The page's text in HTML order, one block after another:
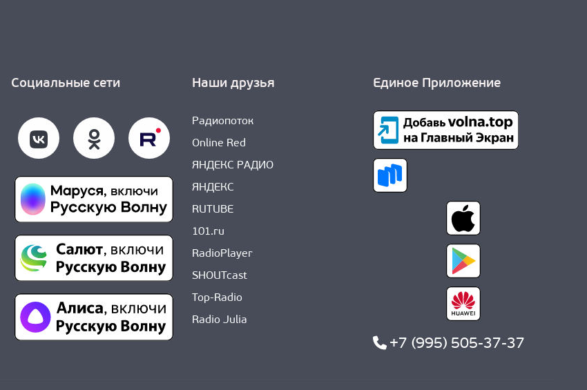
Социальные сети Наши друзья
Радиопоток
Online Red
ЯНДЕКС РАДИО
ЯНДЕКС
RUTUBE
101.ru
RadioPlayer
SHOUTcast
Top-Radio
Radio Julia
Единое Приложение
+7 (995) 505-37-37